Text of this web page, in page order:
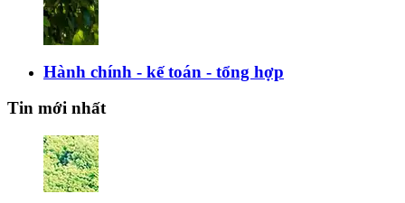
Hành chính - kế toán - tổng hợp
Tin mới nhất